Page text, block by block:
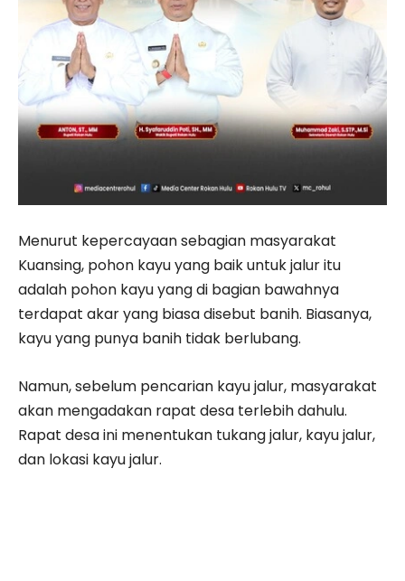
Menurut kepercayaan sebagian masyarakat
Kuansing, pohon kayu yang baik untuk jalur itu
adalah pohon kayu yang di bagian bawahnya
terdapat akar yang biasa disebut banih. Biasanya,
kayu yang punya banih tidak berlubang.
Namun, sebelum pencarian kayu jalur, masyarakat
akan mengadakan rapat desa terlebih dahulu.
Rapat desa ini menentukan tukang jalur, kayu jalur,
dan lokasi kayu jalur.